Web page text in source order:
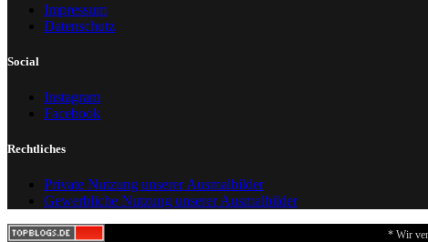
Impressum
Datenschutz
Social
Instagram
Facebook
Rechtliches
Private Nutzung unserer Ausmalbilder
Gewerbliche Nutzung unserer Ausmalbilder
* Wir